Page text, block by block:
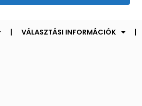
VÁLASZTÁSI INFORMÁCIÓK